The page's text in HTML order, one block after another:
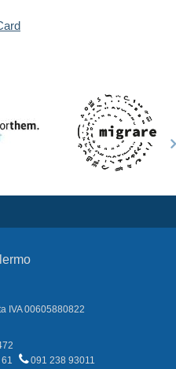
IVA 00605880822
091 238 93011